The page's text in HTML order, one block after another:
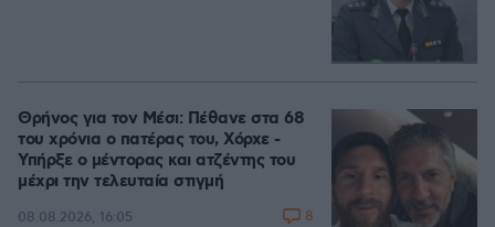
Θρήνος για τον Μέσι: Πέθανε στα 68
του χρόνια ο πατέρας του, Χόρχε -
Υπήρξε ο μέντορας και ατζέντης του
μέχρι την τελευταία στιγμή
08.08.2026, 16:05 8